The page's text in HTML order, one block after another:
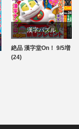
漢字パズル
パズル
絶品 漢字堂On！ 9/5増
(24)